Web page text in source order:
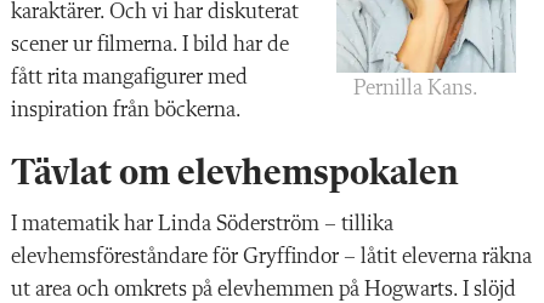
Pernilla Kans.
karaktärer. Och vi har diskuterat
scener ur filmerna. I bild har de
fått rita mangafigurer med
inspiration från böckerna.
Tävlat om elevhemspokalen
I matematik har Linda Söderström – tillika
elevhemsföreståndare för Gryffindor – låtit eleverna räkna
ut area och omkrets på elevhemmen på Hogwarts. I slöjd